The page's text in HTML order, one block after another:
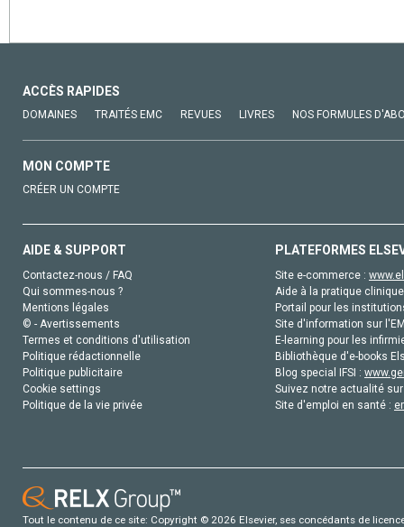
ACCÈS RAPIDES
DOMAINES TRAITÉS EMC REVUES LIVRES NOS FORMULES
MON COMPTE
CRÉER UN COMPTE
AIDE & SUPPORT
Contactez-nous / FAQ
Qui sommes-nous ?
Mentions légales
© - Avertissements
Termes et conditions d'utilisation
Politique rédactionnelle
Politique publicitaire
Cookie settings
Politique de la vie privée
PLATEFORMES
Site e-commerce :
Aide à la pratique
Portail pour les
Site d'information sur
E-learning pour les
Bibliothèque d'e-books
Blog special IFSI :
Suivez notre actualité
Site d'emploi en santé :
Tout le contenu de ce site: Copyright © 2026 Elsevier, ses concédants de